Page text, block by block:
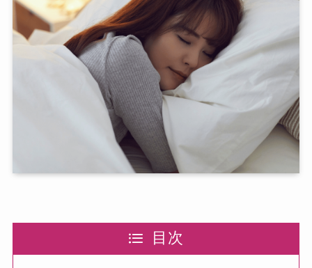
慶弔商品
ブランド
特定商取引法について
目次